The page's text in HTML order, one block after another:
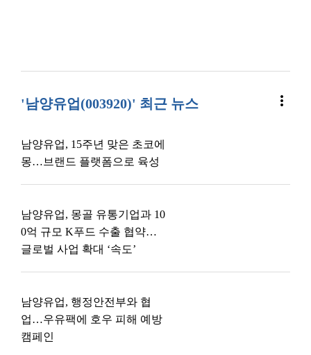
'남양유업(003920)' 최근 뉴스 more_vert
남양유업, 15주년 맞은 초코에
몽…브랜드 플랫폼으로 육성
남양유업, 몽골 유통기업과 10
0억 규모 K푸드 수출 협약…
글로벌 사업 확대 ‘속도’
남양유업, 행정안전부와 협
업…우유팩에 호우 피해 예방
캠페인